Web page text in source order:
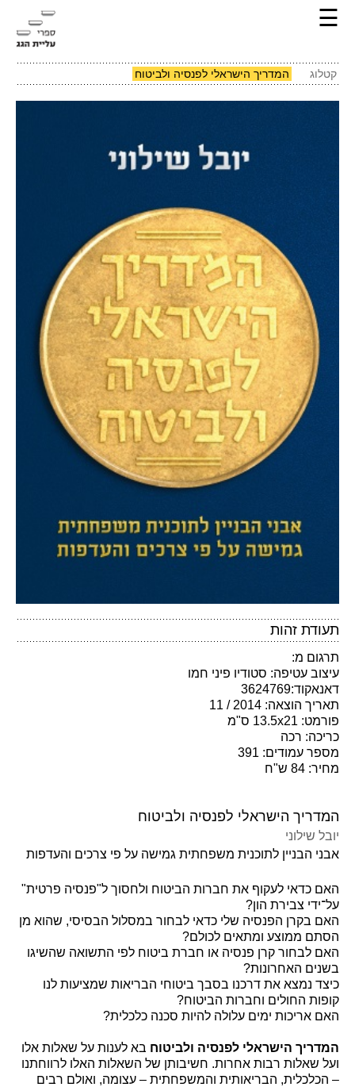
☰
קטלוג המדריך הישראלי לפנסיה ולביטוח
תעודת זהות
תרגום מ:
עיצוב עטיפה: סטודיו פיני חמו
דאנאקוד:3624769
תאריך הוצאה: 2014 / 11
פורמט: 13.5x21 ס"מ
כריכה: רכה
מספר עמודים: 391
מחיר: 84 ש"ח
המדריך הישראלי לפנסיה ולביטוח
יובל שילוני
אבני הבניין לתוכנית משפחתית גמישה על פי צרכים והעדפות
האם כדאי לעקוף את חברות הביטוח ולחסוך ל"פנסיה פרטית"
על־ידי צבירת הון?
האם בקרן הפנסיה שלי כדאי לבחור במסלול הבסיסי, שהוא מן
הסתם ממוצע ומתאים לכולם?
האם לבחור קרן פנסיה או חברת ביטוח לפי התשואה שהשיגו
בשנים האחרונות?
כיצד נמצא את דרכנו בסבך ביטוחי הבריאות שמציעות לנו
קופות החולים וחברות הביטוח?
האם אריכות ימים עלולה להיות סכנה כלכלית?
המדריך הישראלי לפנסיה ולביטוח בא לענות על שאלות אלו
ועל שאלות רבות אחרות. חשיבותן של השאלות האלו לרווחתנו
– הכלכלית, הבריאותית והמשפחתית – עצומה, ואולם רבים